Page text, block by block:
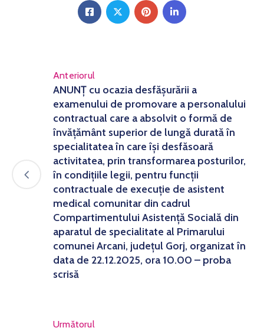
Anteriorul
ANUNȚ cu ocazia desfășurării a
examenului de promovare a personalului
contractual care a absolvit o formă de
învățământ superior de lungă durată în
specialitatea în care își desfăsoară
activitatea, prin transformarea posturilor,
în condițiile legii, pentru funcții
contractuale de execuție de asistent
medical comunitar din cadrul
Compartimentului Asistență Socială din
aparatul de specialitate al Primarului
comunei Arcani, județul Gorj, organizat în
data de 22.12.2025, ora 10.00 – proba
scrisă
Următorul